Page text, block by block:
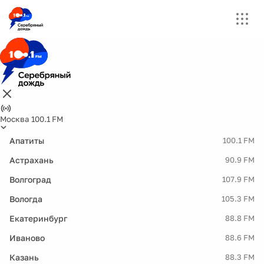
Москва 100.1 FM
Апатиты 100.1 FM
Астрахань 90.9 FM
Волгоград 107.9 FM
Вологда 105.3 FM
Екатеринбург 88.8 FM
Иваново 88.6 FM
Казань 88.3 FM